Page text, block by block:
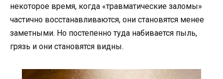
некоторое время, когда «травматические заломы»
частично восстанавливаются, они становятся менее
заметными. Но постепенно туда набивается пыль,
грязь и они становятся видны.